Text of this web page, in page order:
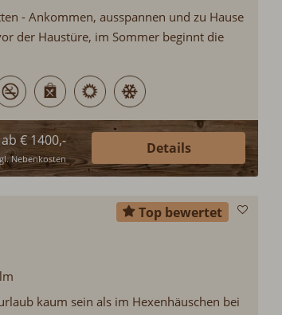
- Ankommen, ausspannen und zu Hause
der Haustüre, im Sommer beginnt die
ab € 1400,-
Nebenkosten
Details
Top bewertet
kaum sein als im Hexenhäuschen bei